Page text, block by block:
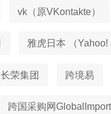
vk（原VKontakte）
雅虎日本 （Yahoo!
长荣集团 跨境易
跨国采购网